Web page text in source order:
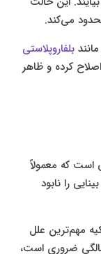
می‌کند.
بلفاروپلاستی
کرده و ظاهر
است که معمولاً
را نابود
مهم‌ترین علل
کنترل منظم فشار چشم پس از ۵۰ سالگی ضروری است،